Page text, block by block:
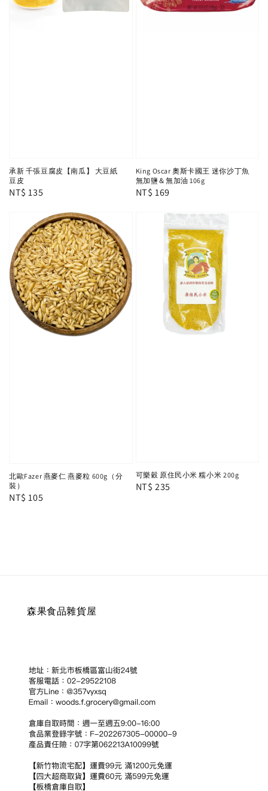
承新 千張豆腐皮【南瓜】 大豆紙
豆皮
Regular
NT$ 135
King Oscar 奧斯卡國王 迷你沙丁魚
無加鹽＆無加油 106g
Regular
NT$ 169
北歐Fazer 燕麥仁 燕麥粒 600g（分
裝）
Regular
NT$ 105
可樂穀 原住民小米 糯小米 200g
Regular
NT$ 235
森果食品雜貨屋